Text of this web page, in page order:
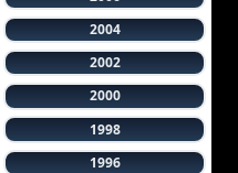
2004
2002
2000
1998
1996